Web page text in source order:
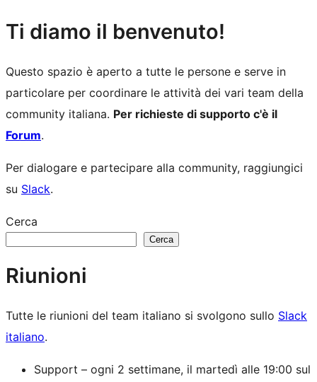
Risorse
sito
Ti diamo il benvenuto!
Questo spazio è aperto a tutte le persone e serve in
particolare per coordinare le attività dei vari team della
community italiana. Per richieste di supporto c'è il
Forum.
Per dialogare e partecipare alla community, raggiungici
su Slack.
Cerca
Cerca
Riunioni
Tutte le riunioni del team italiano si svolgono sullo Slack
italiano.
Support – ogni 2 settimane, il martedì alle 19:00 sul